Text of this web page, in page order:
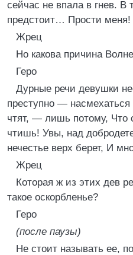
сейчас не впала в гнев. В
предстоит… Прости меня!
Жрец
Но какова причина
Геро
Дурные речи девушки
преступно —
чтят, — лишь потому, Что
чтишь! Увы, над
нечестье верх берет, И
Жрец
Которая ж из этих дев
такое оскорбленье?
Геро
(после паузы)
Не стоит называть ее,